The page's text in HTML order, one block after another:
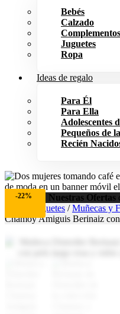
Bebés
Calzado
Complementos
Juguetes
Ropa
Ideas de regalo
Para Él
Para Ella
Adolescentes
Pequeños de
Recién
Aprovecha Nuestras Ofertas
Juguetes /Muñecas y
Chamoy Amiguis Berinaiz
-22%